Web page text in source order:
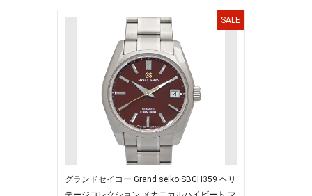
グランドセイコー Grand seiko SBGH359 ヘリ
SALE